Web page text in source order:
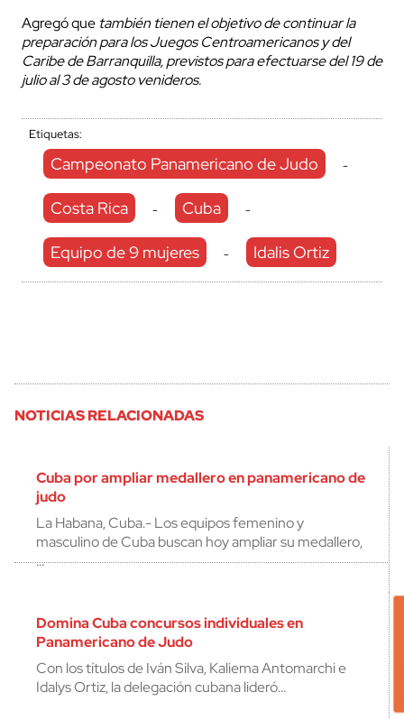
Agregó que también tienen el objetivo de continuar la
preparación para los Juegos Centroamericanos y del
Caribe de Barranquilla, previstos para efectuarse del 19 de
julio al 3 de agosto venideros.
Etiquetas:
Campeonato Panamericano de Judo -
Costa Rica - Cuba -
Equipo de 9 mujeres - Idalis Ortiz
NOTICIAS RELACIONADAS
Cuba por ampliar medallero en panamericano de
judo
La Habana, Cuba.- Los equipos femenino y
masculino de Cuba buscan hoy ampliar su medallero,
…
Domina Cuba concursos individuales en
Panamericano de Judo
Con los títulos de Iván Silva, Kaliema Antomarchi e
Idalys Ortiz, la delegación cubana lideró…